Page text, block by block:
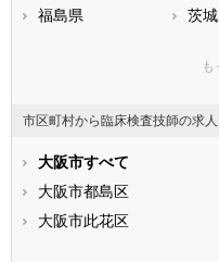
福島県
茨
神
石川県
福
静岡県
滋賀県
兵庫県
も
市区町村から臨床検査技師の求
大阪市すべて
大阪市都島区
大阪市此花区